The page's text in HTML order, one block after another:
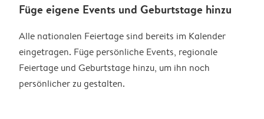
Füge eigene Events und Geburtstage hinzu
Alle nationalen Feiertage sind bereits im Kalender
eingetragen. Füge persönliche Events, regionale
Feiertage und Geburtstage hinzu, um ihn noch
persönlicher zu gestalten.